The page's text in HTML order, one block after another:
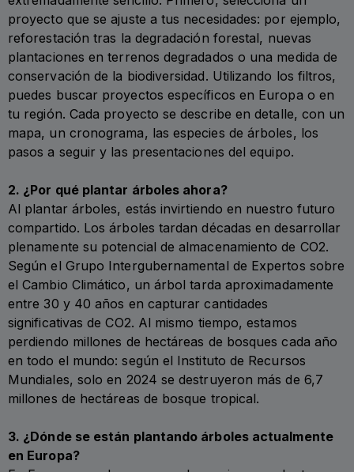
proyecto que se ajuste a tus necesidades: por ejemplo,
reforestación tras la degradación forestal, nuevas
plantaciones en terrenos degradados o una medida de
conservación de la biodiversidad. Utilizando los filtros,
puedes buscar proyectos específicos en Europa o en
tu región. Cada proyecto se describe en detalle, con un
mapa, un cronograma, las especies de árboles, los
pasos a seguir y las presentaciones del equipo.
2. ¿Por qué plantar árboles ahora?
Al plantar árboles, estás invirtiendo en nuestro futuro
compartido. Los árboles tardan décadas en desarrollar
plenamente su potencial de almacenamiento de CO2.
Según el Grupo Intergubernamental de Expertos sobre
el Cambio Climático, un árbol tarda aproximadamente
entre 30 y 40 años en capturar cantidades
significativas de CO2. Al mismo tiempo, estamos
perdiendo millones de hectáreas de bosques cada año
en todo el mundo: según el Instituto de Recursos
Mundiales, solo en 2024 se destruyeron más de 6,7
millones de hectáreas de bosque tropical.
3. ¿Dónde se están plantando árboles actualmente
en Europa?